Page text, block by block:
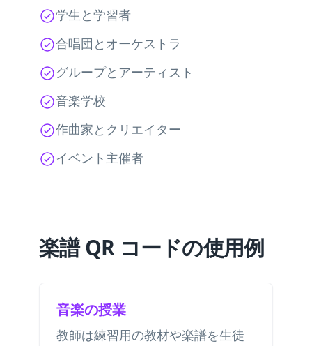
学生と学習者
合唱団とオーケストラ
グループとアーティスト
音楽学校
作曲家とクリエイター
イベント主催者
楽譜 QR コードの使用例
音楽の授業
教師は練習用の教材や楽譜を生徒